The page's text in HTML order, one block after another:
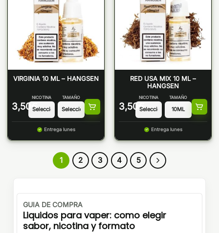
VIRGINIA 10 ML – HANGSEN
3,50 €
NICOTINA TAMAÑO
Entrega lunes
RED USA MIX 10 ML –
HANGSEN
3,50 €
NICOTINA TAMAÑO
Entrega lunes
1 2 3 4 5
GUIA DE COMPRA
Liquidos para vaper: como elegir
sabor, nicotina y formato